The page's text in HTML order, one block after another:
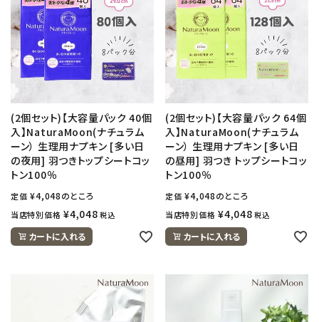
(2個セット)【大容量パック 40個
入】NaturaMoon(ナチュラム
ーン） 生理用ナプキン [多い日
の夜用] 羽つきトップシートコッ
トン100％
定価 ¥4,048のところ
当店特別価格 ¥4,048 税込
カートに入れる
(2個セット)【大容量パック 64個
入】NaturaMoon(ナチュラム
ーン） 生理用ナプキン [多い日
の昼用] 羽つき トップシートコッ
トン100％
定価 ¥4,048のところ
当店特別価格 ¥4,048 税込
カートに入れる